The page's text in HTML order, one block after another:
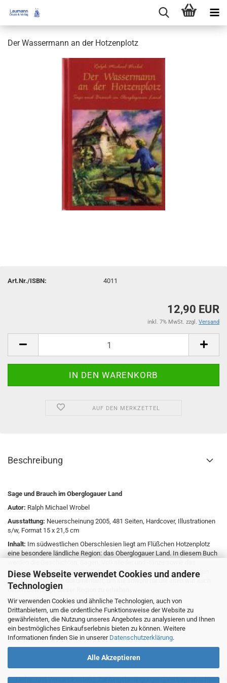
Diese Webseite verwendet Cookies und andere
Technologien
Wir verwenden Cookies und ähnliche Technologien, auch von
Drittanbietern, um die ordentliche Funktionsweise der Website zu
gewährleisten, die Nutzung unseres Angebotes zu analysieren und Ihnen
ein bestmögliches Einkaufserlebnis bieten zu können. Weitere
Informationen finden Sie in unserer Datenschutzerklärung.
Alle Akzeptieren
Der Wassermann an der Hotzenplotz
Art.Nr./ISBN: 4011
12,90 EUR
inkl. 7% MwSt. zzgl. Versand
AUF DEN MERKZETTEL
Beschreibung
Sage und Brauch im Oberglogauer Land
Autor: Ralph Michael Wrobel
Ausstattung: Neuerscheinung 2005, 481 Seiten, Hardcover, Illustrationen
s/w, Format 15 x 21,5 cm
Inhalt: Im südwestlichen Oberschlesien liegt am Flüßchen Hotzenplotz
eine besondere ländliche Region: das Oberglogauer Land. In diesem Buch
Brauchtum aus Oberglogau, Zülz und Krappitz sowie den umliegenden
Dörfern umfassend dokumentiert, um sie sowohl für die alten wie auch
neuen Bewohner dieser Region zu erhalten.
Liefer- und Versandkosten|Zahlungsbedingungen|Vertragsabschluss